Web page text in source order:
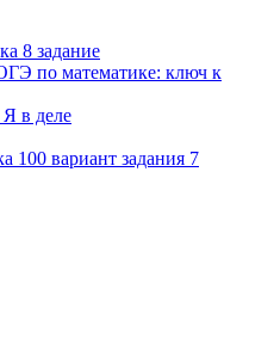
8 задание
по математике: ключ к
в деле
100 вариант задания 7